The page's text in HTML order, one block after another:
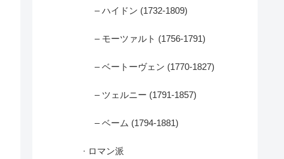
– ハイドン (1732-1809)
– モーツァルト (1756-1791)
– ベートーヴェン (1770-1827)
– ツェルニー (1791-1857)
– ベーム (1794-1881)
· ロマン派